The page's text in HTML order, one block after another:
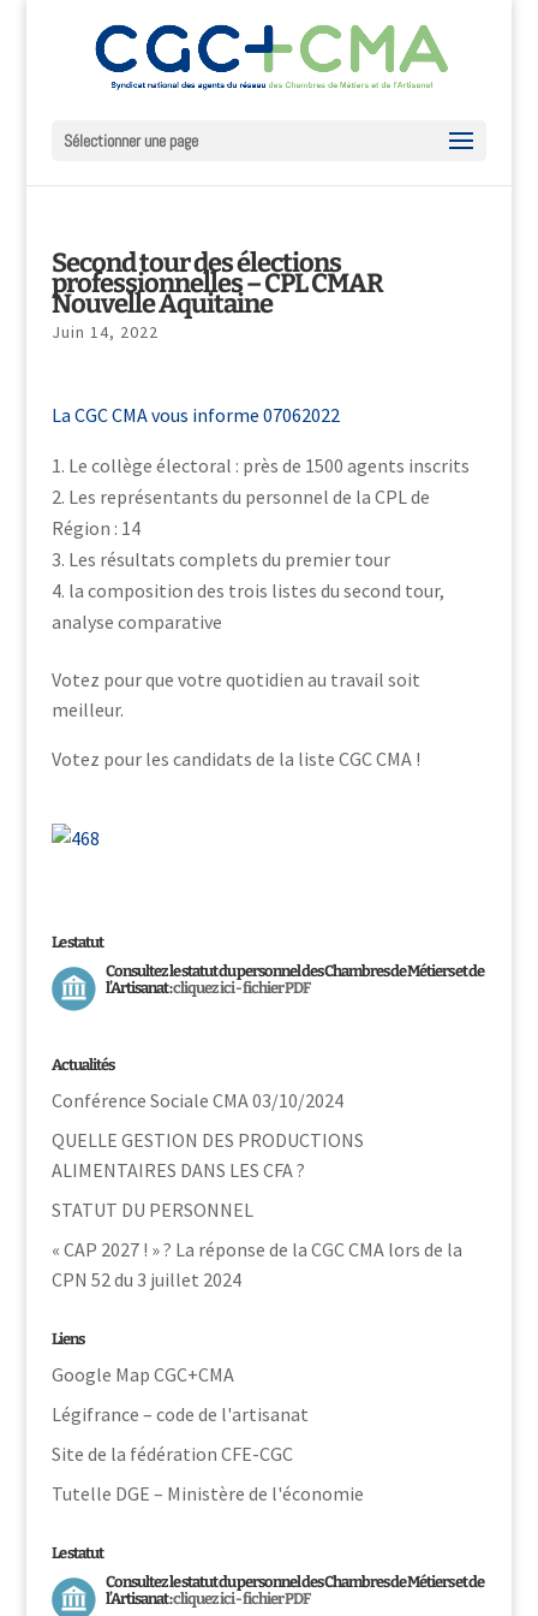
Sélectionner une page
Second tour des élections
professionnelles – CPL CMAR
Nouvelle Aquitaine
Juin 14, 2022
La CGC CMA vous informe 07062022
Le collège électoral : près de 1500 agents inscrits
Les représentants du personnel de la CPL de
Région : 14
Les résultats complets du premier tour
la composition des trois listes du second tour,
analyse comparative
Votez pour que votre quotidien au travail soit
meilleur.
Votez pour les candidats de la liste CGC CMA !
Le statut
Consultez le statut du personnel des Chambres de Métiers et de
l’Artisanat :cliquez ici - fichier PDF
Actualités
Conférence Sociale CMA 03/10/2024
QUELLE GESTION DES PRODUCTIONS
ALIMENTAIRES DANS LES CFA ?
STATUT DU PERSONNEL
« CAP 2027 ! » ? La réponse de la CGC CMA lors de la
CPN 52 du 3 juillet 2024
Liens
Google Map CGC+CMA
Légifrance – code de l'artisanat
Site de la fédération CFE-CGC
Tutelle DGE – Ministère de l'économie
Le statut
Consultez le statut du personnel des Chambres de Métiers et de
l’Artisanat :cliquez ici - fichier PDF